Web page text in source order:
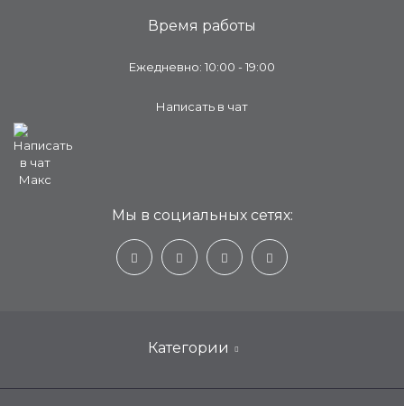
Категории
Время работы
Ежедневно: 10:00 - 19:00
Написать в чат
Мы в социальных сетях: